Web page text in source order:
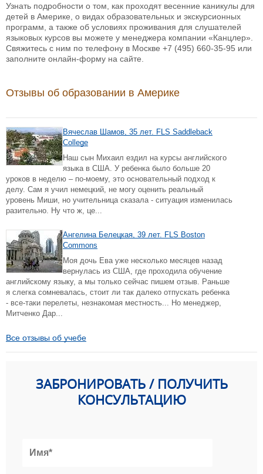
Узнать подробности о том, как проходят весенние каникулы для
детей в Америке, о видах образовательных и экскурсионных
программ, а также об условиях проживания для слушателей
языковых курсов вы можете у менеджера компании «Канцлер».
Свяжитесь с ним по телефону в Москве +7 (495) 660-35-95 или
заполните онлайн-форму на сайте.
Отзывы об образовании в Америке
Вячеслав Шамов, 35 лет. FLS Saddleback
College
Наш сын Михаил ездил на курсы английского
языка в США. У ребенка было больше 20
уроков в неделю – по-моему, это основательный подход к
делу. Сам я учил немецкий, не могу оценить реальный
уровень Миши, но учительница сказала - ситуация изменилась
разительно. Ну что ж, це...
Ангелина Белецкая, 39 лет. FLS Boston
Commons
Моя дочь Ева уже несколько месяцев назад
вернулась из США, где проходила обучение
английскому языку, а мы только сейчас пишем отзыв. Раньше
я слегка сомневалась, стоит ли так далеко отпускать ребенка
- все-таки перелеты, незнакомая местность... Но менеджер,
Митченко Дар...
Все отзывы об учебе
ЗАБРОНИРОВАТЬ / ПОЛУЧИТЬ
КОНСУЛЬТАЦИЮ